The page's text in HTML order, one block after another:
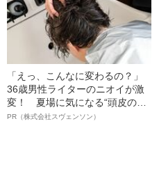
「えっ、こんなに変わるの？」
36歳男性ライターのニオイが激
変！ 夏場に気になる“頭皮のニ
オイ”や“ベタつき”を解消す
PR（株式会社スヴェンソン）